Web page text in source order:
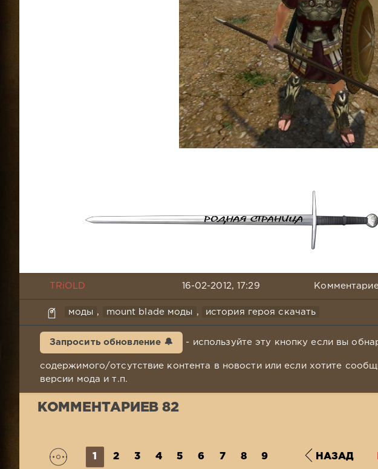
TRiOLD 16-02-2012, 17:29
моды , mount blade моды , история героя скачать
Запросить обновление 🔔 - используйте эту кнопку если вы
содержимого/отсутствие контента в новости или если хотите
версии мода и т.п.
КОММЕНТАРИЕВ 82
1 2 3 4 5 6 7 8 9 НАЗАД